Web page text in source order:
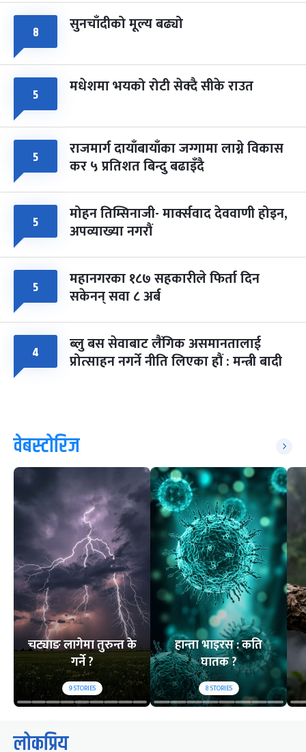
८ सुनचाँदीको मूल्य बढ्यो
५ मधेशमा भयको रोटी सेक्दै सीके राउत
५ राजमार्ग दायाँबायाँका जग्गामा लाग्ने विकास
कर ५ प्रतिशत बिन्दु बढाइँदै
५ मोहन तिम्सिनाजी- मार्क्सवाद देववाणी होइन,
अपव्याख्या नगरौं
५ महानगरका १८७ सहकारीले फिर्ता दिन
सकेनन् सवा ८ अर्ब
४ ब्लु बस सेवाबाट लैंगिक असमानतालाई
प्रोत्साहन नगर्ने नीति लिएका हौं : मन्त्री बादी
वेबस्टोरिज
चट्याङ लागेमा तुरुन्त के
गर्ने ?
9STORIES
हान्ता भाइरस : कति
घातक ?
8STORIES
लोकप्रिय